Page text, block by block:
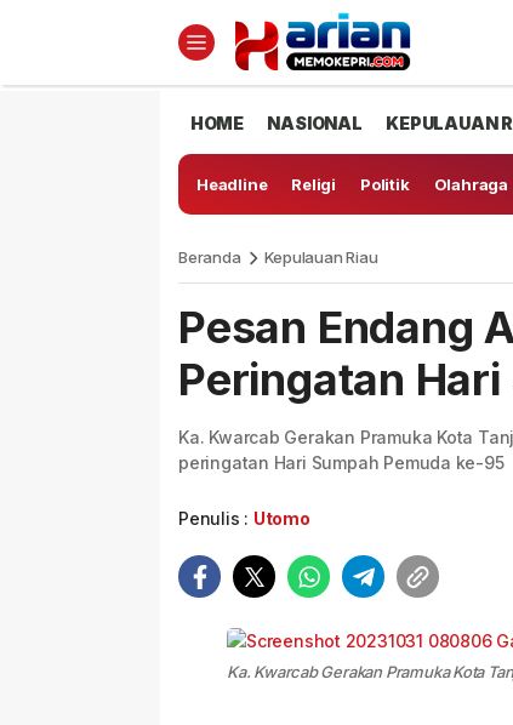
HOME NASIONAL KEPULAUAN
Headline Religi Politik Olahraga
Beranda Kepulauan Riau
Pesan Endang
Peringatan
Ka. Kwarcab Gerakan Pramuka Kota
peringatan Hari Sumpah Pemuda ke-95
Penulis : Utomo
Ka. Kwarcab Gerakan Pramuka Kota